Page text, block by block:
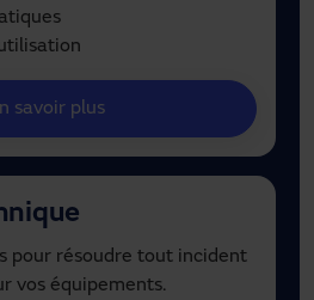
savoir plus
pour résoudre tout incident
vos équipements.